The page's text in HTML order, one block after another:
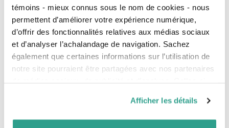
témoins - mieux connus sous le nom de cookies - nous
permettent d’améliorer votre expérience numérique,
d’offrir des fonctionnalités relatives aux médias sociaux
et d’analyser l’achalandage de navigation. Sachez
également que certaines informations sur l’utilisation de
notre site pourraient être partagées avec nos partenaires
vous leur auriez fournies ou qu’ils auraient collectées lors
de votre utilisation de leurs services.
Afficher les détails
Environnement